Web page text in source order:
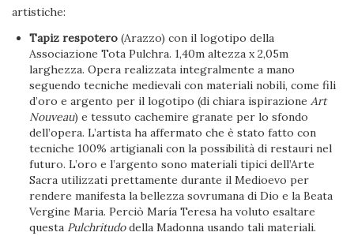
artistiche:
Tapiz respotero (Arazzo) con il logotipo della
Associazione Tota Pulchra. 1,40m altezza x 2,05m
larghezza. Opera realizzata integralmente a mano
seguendo tecniche medievali con materiali nobili, come fili
d’oro e argento per il logotipo (di chiara ispirazioneArt
Nouveau) e tessuto cachemire granate per lo sfondo
dell’opera. L’artista ha affermato che è stato fatto con
tecniche 100% artigianali con la possibilità di restauri nel
futuro. L’oro e l’argento sono materiali tipici dell’Arte
Sacra utilizzati prettamente durante il Medioevo per
rendere manifesta la bellezza sovrumana di Dio e la Beata
Vergine Maria. Perciò María Teresa ha voluto esaltare
questa Pulchritudodella Madonna usando tali materiali.